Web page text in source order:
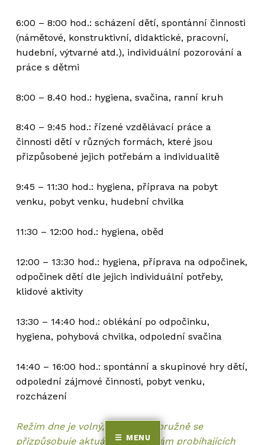
MENU
6:00 – 8:00 hod.: scházení dětí, spontánní činnosti
(námětové, konstruktivní, didaktické, pracovní,
hudební, výtvarné atd.), individuální pozorování a
práce s dětmi
8:00 – 8.40 hod.: hygiena, svačina, ranní kruh
8:40 – 9:45 hod.: řízené vzdělávací práce a
činnosti dětí v různých formách, které jsou
přizpůsobené jejich potřebám a individualitě
9:45 – 11:30 hod.: hygiena, příprava na pobyt
venku, pobyt venku, hudební chvilka
11:30 – 12:00 hod.: hygiena, oběd
12:00 – 13:30 hod.: hygiena, příprava na odpočinek,
odpočinek dětí dle jejich individuální potřeby,
klidové aktivity
13:30 – 14:40 hod.: oblékání po odpočinku,
hygiena, pohybová chvilka, odpolední svačina
14:40 – 16:00 hod.: spontánní a skupinové hry dětí,
odpolední zájmové činnosti, pobyt venku,
rozcházení
Režim dne je volný, flexibilní a pružně se
přizpůsobuje aktuálním potřebám probíhajících